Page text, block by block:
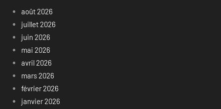
août 2026
juillet 2026
juin 2026
mai 2026
avril 2026
mars 2026
février 2026
janvier 2026